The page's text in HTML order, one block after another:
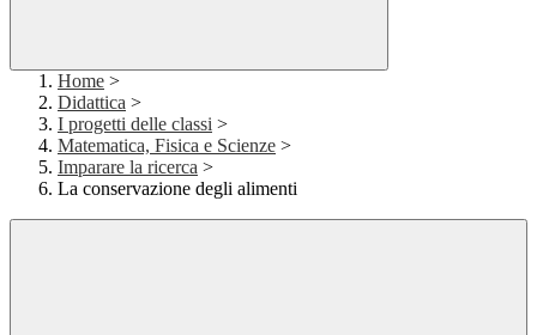
Home >
Didattica >
I progetti delle classi >
Matematica, Fisica e Scienze >
Imparare la ricerca >
La conservazione degli alimenti